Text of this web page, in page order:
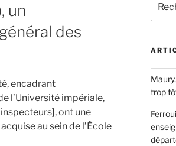
un
des
encadrant
l’Université impériale,
ont une
au sein de l’École
pour
:
trop